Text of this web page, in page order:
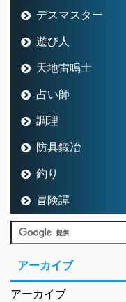
デスマスター
遊び人
天地雷鳴士
占い師
調理
防具鍛冶
釣り
冒険譚
アーカイブ
アーカイブ